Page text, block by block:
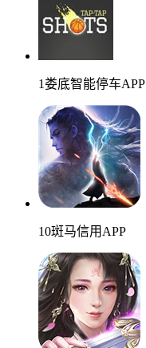
1娄底智能停车APP
10斑马信用APP